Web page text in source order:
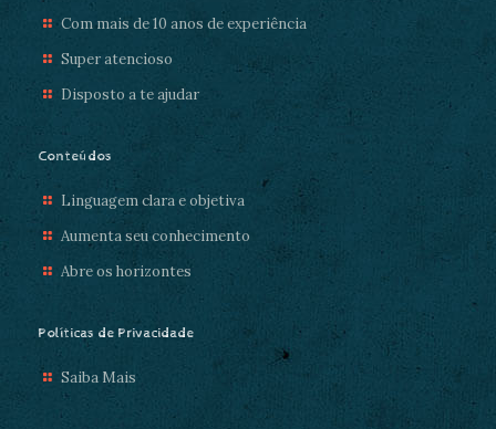
Com mais de 10 anos de experiência
Super atencioso
Disposto a te ajudar
Conteúdos
Linguagem clara e objetiva
Aumenta seu conhecimento
Abre os horizontes
Políticas de Privacidade
Saiba Mais